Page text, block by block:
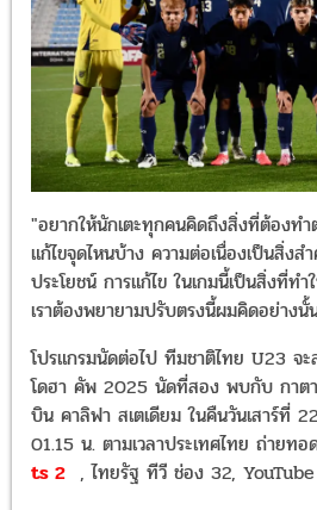
"อยากให้นักเตะทุกคนคิดถึงสิ่งที่ต้องทำ
แก้ไขจุดไหนบ้าง ความต่อเนื่องเป็นสิ่งส
ประโยชน์ การแก้ไข ในเกมนี้เป็นสิ่งที่ท
เราต้องพยายามปรับตรงนี้ผมคิดอย่างนั้
โปรแกรมนัดต่อไป ทีมชาติไทย U23 จ
โดฮา คัพ 2025 นัดที่สอง พบกับ กาต
บิน คาลิฟา สเตเดียม ในคืนวันเสาร์ที่
01.15 น. ตามเวลาประเทศไทย ถ่ายท
ts 2 , ไทยรัฐ ทีวี ช่อง 32, YouTube